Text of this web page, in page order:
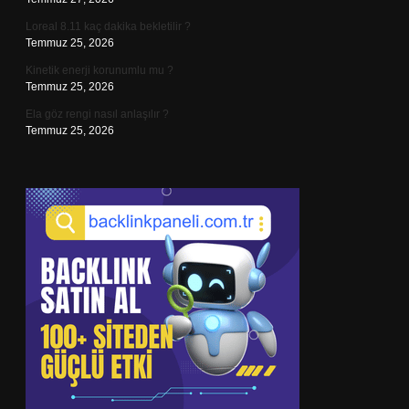
Loreal 8.11 kaç dakika bekletilir ?
Temmuz 25, 2026
Kinetik enerji korunumlu mu ?
Temmuz 25, 2026
Ela göz rengi nasıl anlaşılır ?
Temmuz 25, 2026